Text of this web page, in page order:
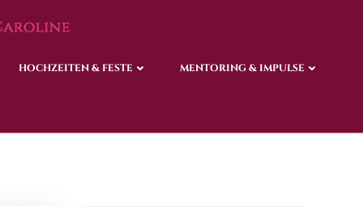
HOCHZEITEN & FESTE MENTORING & IMPULSE
HOCHZEITEN & FESTE MENTORING & IMPULSE